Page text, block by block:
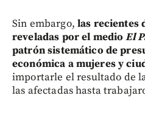
Sin embargo, las recientes
reveladas por el medioEl
patrón sistemático de
económica a mujeres y
importarle el resultado de
las afectadas hasta